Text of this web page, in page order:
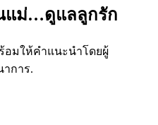
แม่…ดูแลลูกรัก
มให้คำแนะนำโดยผู้
การ.